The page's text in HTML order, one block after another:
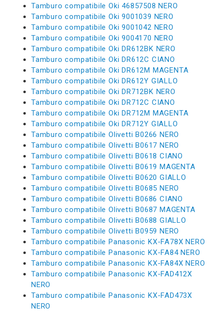
Tamburo compatibile Oki 46857508 NERO
Tamburo compatibile Oki 9001039 NERO
Tamburo compatibile Oki 9001042 NERO
Tamburo compatibile Oki 9004170 NERO
Tamburo compatibile Oki DR612BK NERO
Tamburo compatibile Oki DR612C CIANO
Tamburo compatibile Oki DR612M MAGENTA
Tamburo compatibile Oki DR612Y GIALLO
Tamburo compatibile Oki DR712BK NERO
Tamburo compatibile Oki DR712C CIANO
Tamburo compatibile Oki DR712M MAGENTA
Tamburo compatibile Oki DR712Y GIALLO
Tamburo compatibile Olivetti B0266 NERO
Tamburo compatibile Olivetti B0617 NERO
Tamburo compatibile Olivetti B0618 CIANO
Tamburo compatibile Olivetti B0619 MAGENTA
Tamburo compatibile Olivetti B0620 GIALLO
Tamburo compatibile Olivetti B0685 NERO
Tamburo compatibile Olivetti B0686 CIANO
Tamburo compatibile Olivetti B0687 MAGENTA
Tamburo compatibile Olivetti B0688 GIALLO
Tamburo compatibile Olivetti B0959 NERO
Tamburo compatibile Panasonic KX-FA78X NERO
Tamburo compatibile Panasonic KX-FA84 NERO
Tamburo compatibile Panasonic KX-FA84X NERO
Tamburo compatibile Panasonic KX-FAD412X
NERO
Tamburo compatibile Panasonic KX-FAD473X
NERO